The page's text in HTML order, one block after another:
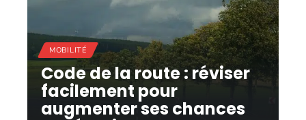
MOBILITÉ
Code de la route : réviser
facilement pour
augmenter ses chances